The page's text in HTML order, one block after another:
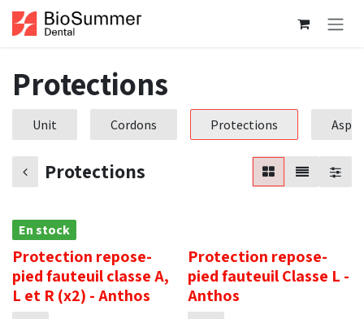
Se rendre au contenu
Protections
Unit Cordons Protections
Protections
En stock
Protection repose-
pied fauteuil classe A,
L et R (x2) - Anthos
Protection repose-
pied fauteuil Classe L -
Anthos